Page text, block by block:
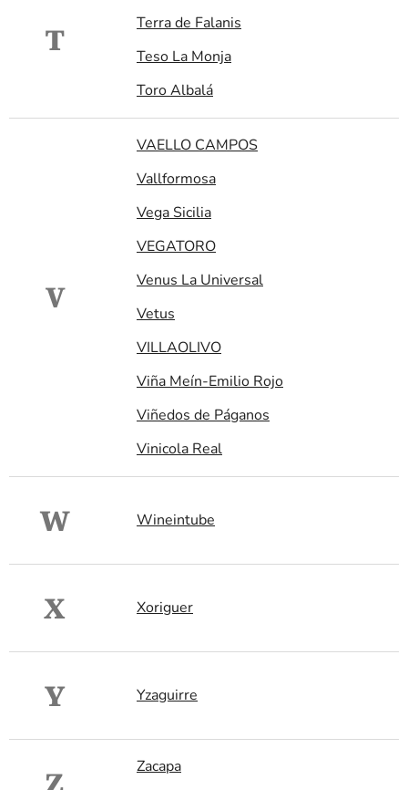
T
Terra de Falanis
Teso La Monja
Toro Albalá
V
VAELLO CAMPOS
Vallformosa
Vega Sicilia
VEGATORO
Venus La Universal
Vetus
VILLAOLIVO
Viña Meín-Emilio Rojo
Viñedos de Páganos
Vinicola Real
W Wineintube
X Xoriguer
Y Yzaguirre
Zacapa